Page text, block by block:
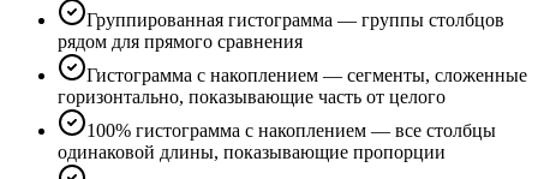
Группированная гистограмма — группы столбцов
рядом для прямого сравнения
Гистограмма с накоплением — сегменты, сложенные
горизонтально, показывающие часть от целого
100% гистограмма с накоплением — все столбцы
одинаковой длины, показывающие пропорции